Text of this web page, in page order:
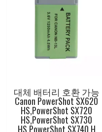
대체 배터리 호환 가능
Canon PowerShot SX620
HS,PowerShot SX720
HS,PowerShot SX730
HS,PowerShot SX740 H